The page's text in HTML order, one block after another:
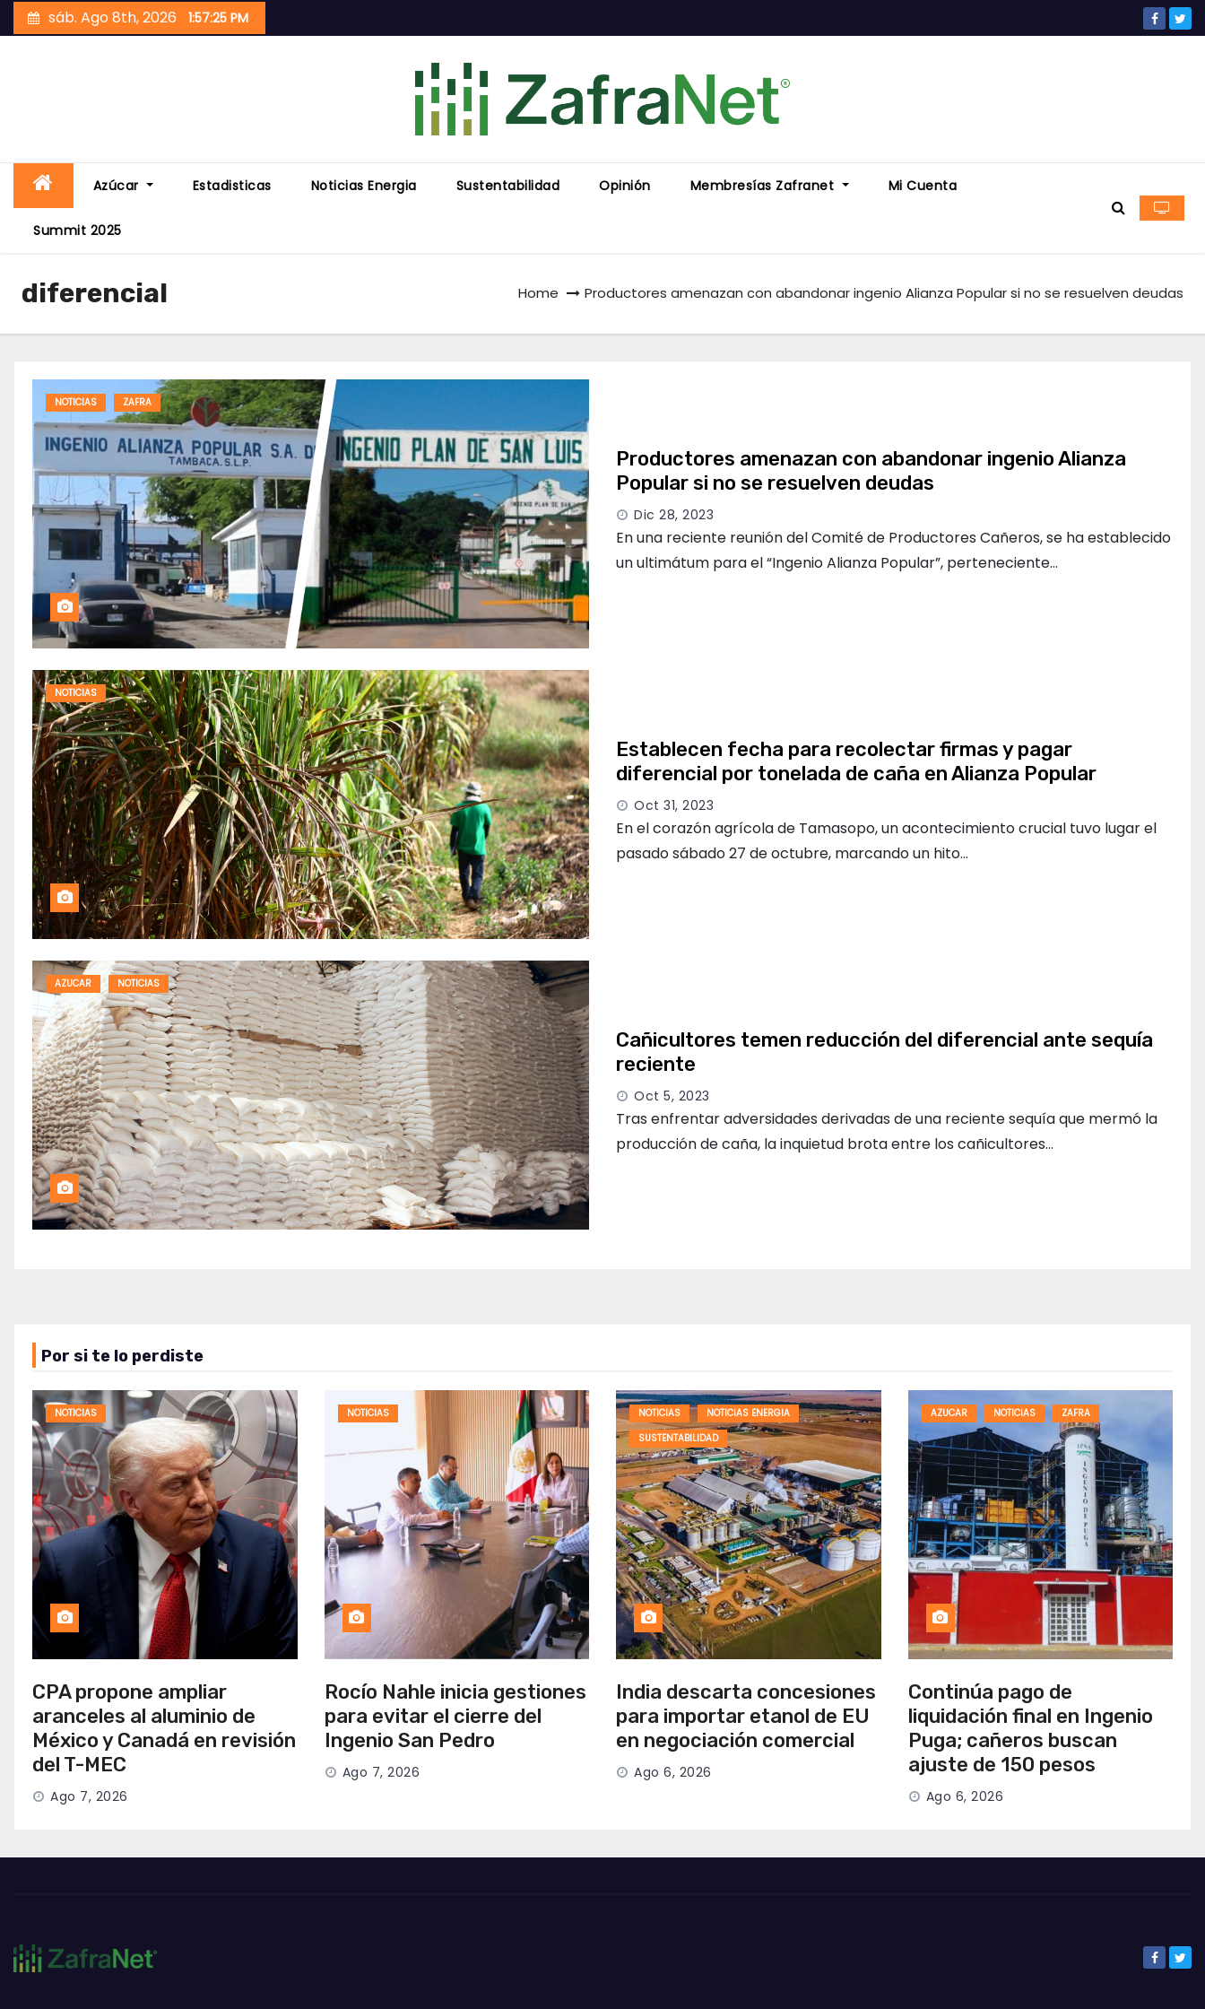
to
sáb. Ago 8th, 2026 1:57:26 PM
Azúcar Estadisticas Noticias Energia Sustentabilidad Opinión Membresías Zafranet Mi Cuenta
Summit 2025
diferencial Home Productores amenazan con abandonar ingenio Alianza Popular si no se resuelven deudas
NOTICIAS ZAFRA
Productores amenazan con abandonar ingenio Alianza
Popular si no se resuelven deudas
Dic 28, 2023
En una reciente reunión del Comité de Productores Cañeros, se ha establecido
un ultimátum para el “Ingenio Alianza Popular”, perteneciente…
NOTICIAS
Establecen fecha para recolectar firmas y pagar
diferencial por tonelada de caña en Alianza Popular
Oct 31, 2023
En el corazón agrícola de Tamasopo, un acontecimiento crucial tuvo lugar el
pasado sábado 27 de octubre, marcando un hito…
AZUCAR NOTICIAS
Cañicultores temen reducción del diferencial ante sequía
reciente
Oct 5, 2023
Tras enfrentar adversidades derivadas de una reciente sequía que mermó la
producción de caña, la inquietud brota entre los cañicultores…
Por si te lo perdiste
NOTICIAS
CPA propone ampliar
aranceles al aluminio de
México y Canadá en revisión
del T-MEC
Ago 7, 2026
NOTICIAS
Rocío Nahle inicia gestiones
para evitar el cierre del
Ingenio San Pedro
Ago 7, 2026
NOTICIAS
NOTICIAS ENERGIA
SUSTENTABILIDAD
India descarta concesiones
para importar etanol de EU
en negociación comercial
Ago 6, 2026
AZUCAR NOTICIAS ZAFRA
Continúa pago de
liquidación final en Ingenio
Puga; cañeros buscan
ajuste de 150 pesos
Ago 6, 2026